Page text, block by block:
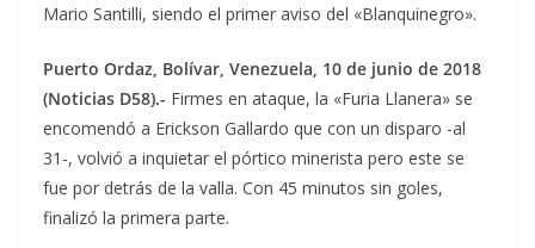
Mario Santilli, siendo el primer aviso del «Blanquinegro».
Puerto Ordaz, Bolívar, Venezuela, 10 de junio de 2018
(Noticias D58).- Firmes en ataque, la «Furia Llanera» se
encomendó a Erickson Gallardo que con un disparo -al
31-, volvió a inquietar el pórtico minerista pero este se
fue por detrás de la valla. Con 45 minutos sin goles,
finalizó la primera parte.